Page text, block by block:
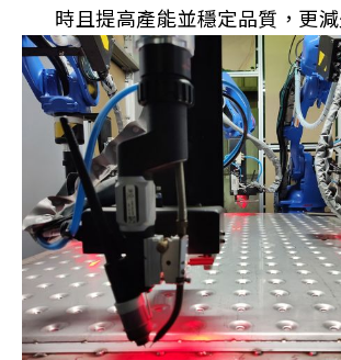
時且提高產能並穩定品質，更